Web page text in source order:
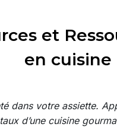
et
en cuisine
dans votre assiette.
d’une cuisine